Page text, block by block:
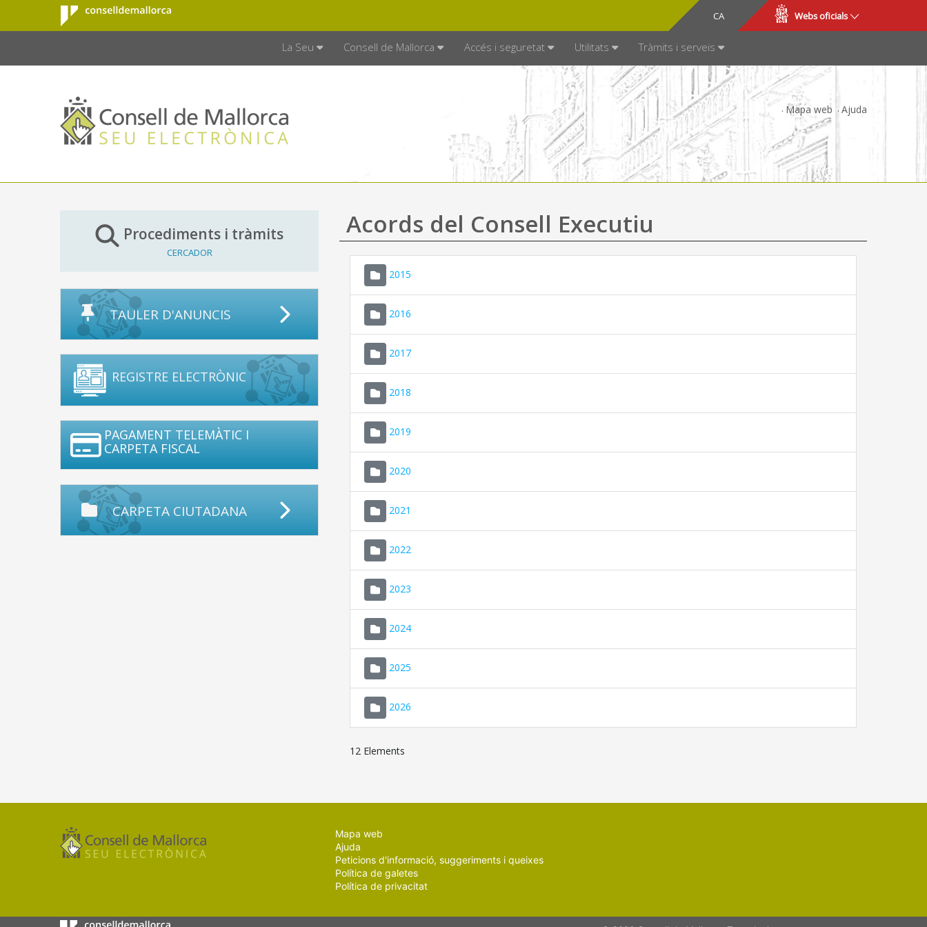
Salta al contingut principal
Consell de
Mallorca
CA
ES Webs oficials
La Seu Consell de Mallorca Accés i seguretat Utilitats Tràmits i serveis
Mapa web Ajuda
Procediments i tràmits
CERCADOR
TAULER D'ANUNCIS
REGISTRE ELECTRÒNIC
PAGAMENT TELEMÀTIC I
CARPETA FISCAL
CARPETA CIUTADANA
Acords del Consell Executiu
2015
2016
2017
2018
2019
2020
2021
2022
2023
2024
2025
2026
12 Elements
Mapa web
Ajuda
Peticions d'informació, suggeriments i queixes
Política de galetes
Política de privacitat